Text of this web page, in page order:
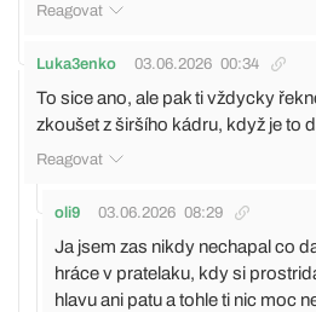
Reagovat
Luka3enko 03.06.2026 00:34
To sice ano, ale pak ti vždycky
zkoušet z širšího kádru, když je to
Reagovat
oli9 03.06.2026 08:29
Ja jsem zas nikdy nechapal co
hráce v pratelaku, kdy si
hlavu ani patu a tohle ti nic moc